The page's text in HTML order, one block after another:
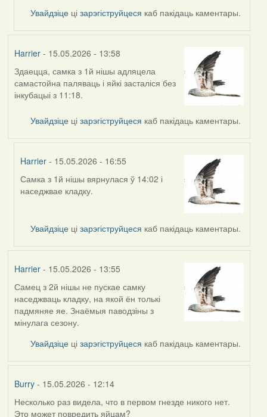
Ксения
Увайдзіце цізарэгіструйцеся каб пакідаць каментары.
Harrier- 15.05.2026 - 13:58
Здаецца, самка з 1й нішы адляцела
самастойна паляваць і яйкі засталіся без
інкубацыі з 11:18.
Увайдзіце цізарэгіструйцеся каб пакідаць каментары.
Harrier - 15.05.2026 - 16:55
In
reply
Harrier
Самка з 1й нішы вярнулася ў 14:02 і
наседжвае кладку.
Увайдзіце цізарэгіструйцеся каб пакідаць каментары.
Harrier- 15.05.2026 - 13:55
Самец з 2й нішы не пускае самку
наседжваць кладку, на якой ён толькі
падмяняе яе. Знаёмыя паводзіны з
мінулага сезону.
Увайдзіце цізарэгіструйцеся каб пакідаць каментары.
Burry- 15.05.2026 - 12:14
Несколько раз видела, что в первом гнезде никого нет.
Это может повредить яйцам?